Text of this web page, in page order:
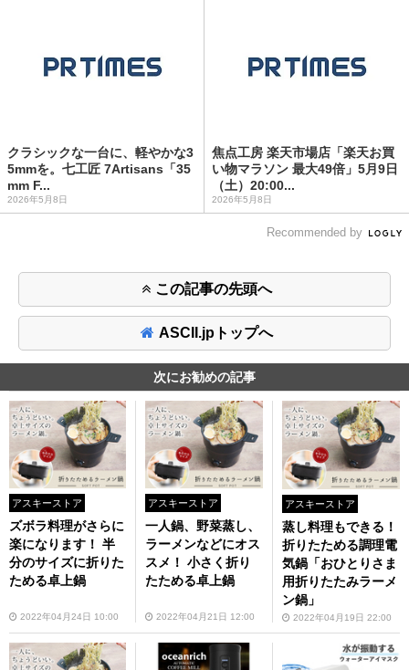
クラシックな一台に、軽やかな3
5mmを。七工匠 7Artisans「35
mm F...
2026年5月8日
焦点工房 楽天市場店「楽天お買
い物マラソン 最大49倍」5月9日
（土）20:00...
2026年5月8日
Recommended by
この記事の先頭へ
ASCII.jpトップへ
次にお勧めの記事
アスキーストア
ズボラ料理がさらに
楽になります！ 半
分のサイズに折りた
ためる卓上鍋
2022年04月24日 10:00
アスキーストア
一人鍋、野菜蒸し、
ラーメンなどにオス
スメ！ 小さく折り
たためる卓上鍋
2022年04月21日 12:00
アスキーストア
蒸し料理もできる！
折りたためる調理電
気鍋「おひとりさま
用折りたたみラーメ
ン鍋」
2022年04月19日 22:00